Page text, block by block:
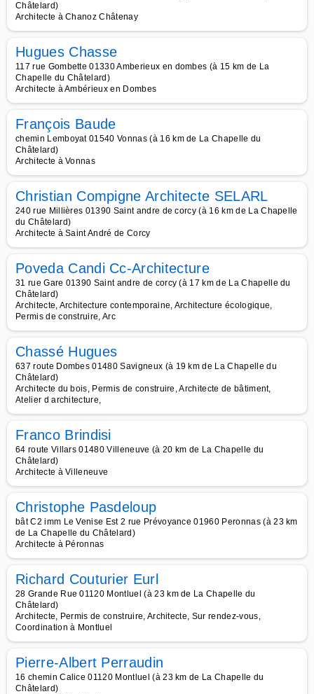
Châtelard)
Architecte à Chanoz Châtenay
Hugues Chasse
117 rue Gombette 01330 Amberieux en dombes (à 15 km de La
Chapelle du Châtelard)
Architecte à Ambérieux en Dombes
François Baude
chemin Lemboyat 01540 Vonnas (à 16 km de La Chapelle du
Châtelard)
Architecte à Vonnas
Christian Compigne Architecte SELARL
240 rue Millières 01390 Saint andre de corcy (à 16 km de La Chapelle
du Châtelard)
Architecte à Saint André de Corcy
Poveda Candi Cc-Architecture
31 rue Gare 01390 Saint andre de corcy (à 17 km de La Chapelle du
Châtelard)
Architecte, Architecture contemporaine, Architecture écologique,
Permis de construire, Arc
Chassé Hugues
637 route Dombes 01480 Savigneux (à 19 km de La Chapelle du
Châtelard)
Architecte du bois, Permis de construire, Architecte de bâtiment,
Atelier d architecture,
Franco Brindisi
64 route Villars 01480 Villeneuve (à 20 km de La Chapelle du
Châtelard)
Architecte à Villeneuve
Christophe Pasdeloup
bât C2 imm Le Venise Est 2 rue Prévoyance 01960 Peronnas (à 23 km
de La Chapelle du Châtelard)
Architecte à Péronnas
Richard Couturier Eurl
28 Grande Rue 01120 Montluel (à 23 km de La Chapelle du
Châtelard)
Architecte, Permis de construire, Architecte, Sur rendez-vous,
Coordination à Montluel
Pierre-Albert Perraudin
16 chemin Calice 01120 Montluel (à 23 km de La Chapelle du
Châtelard)